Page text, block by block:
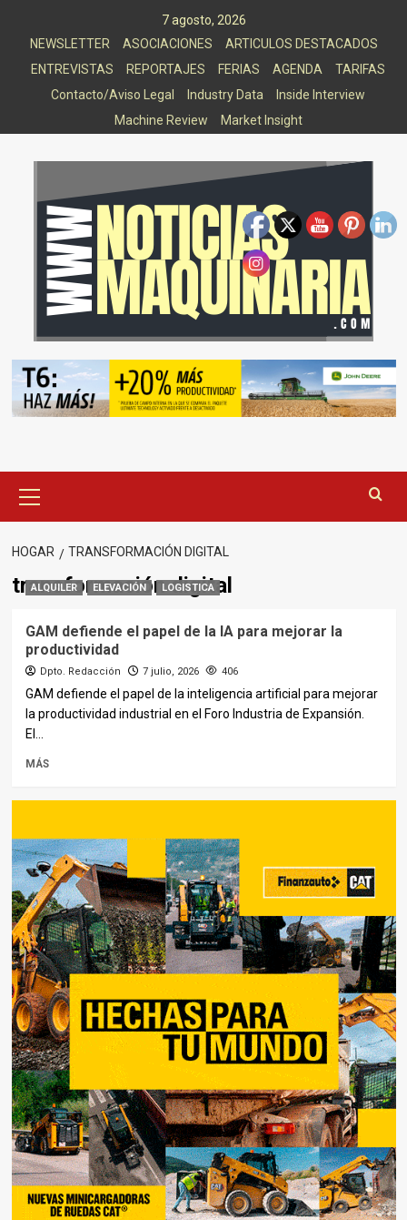
7 agosto, 2026
NEWSLETTER
ASOCIACIONES
ARTICULOS DESTACADOS
ENTREVISTAS
REPORTAJES FERIAS AGENDA
TARIFAS
Contacto/Aviso Legal
Industry Data
Inside Interview
Machine Review
Market Insight
principal
HOGAR TRANSFORMACIÓN DIGITAL
transformación digital
ALQUILER ELEVACIÓN LOGISTICA
GAM defiende el papel de la IA para mejorar la
productividad
Dpto. Redacción 7 julio, 2026 406
GAM defiende el papel de la inteligencia artificial para mejorar
la productividad industrial en el Foro Industria de Expansión.
El...
MÁS